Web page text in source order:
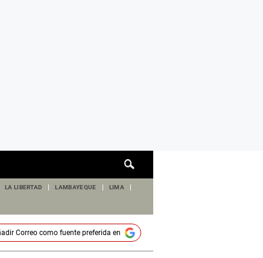
de
LA LIBERTAD LAMBAYEQUE LIMA
Correocomo fuente preferida en